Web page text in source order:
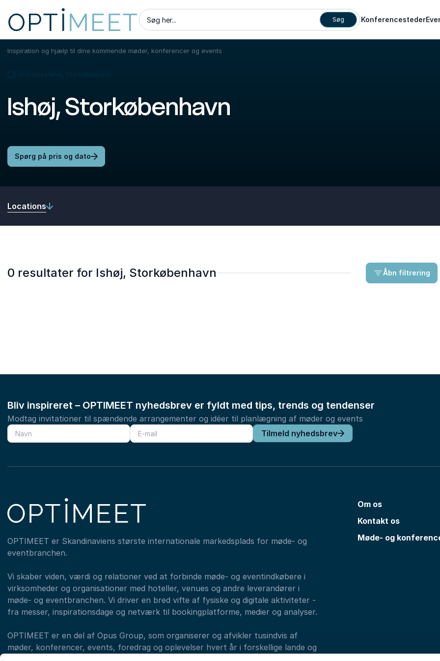
Søg her... Søg Konferencesteder
Inspiration og hjælp til dine kommende møder, konferencer og events
Tilbage til forsiden
Locations Ishøj, Storkøbenhavn
Ishøj, Storkøbenhavn
Spørg på pris og dato
Locations
0 resultater for Ishøj, Storkøbenhavn Åbn filtrering
Bliv inspireret – OPTIMEET nyhedsbrev er fyldt med tips, trends og tendenser
Modtag invitationer til spændende arrangementer og idéer til planlægning af møder og events
Tilmeld nyhedsbrev
OPTIMEET er Skandinaviens største internationale markedsplads for møde- og
eventbranchen.
Vi skaber viden, værdi og relationer ved at forbinde møde- og eventindkøbere i
virksomheder og organisationer med hoteller, venues og andre leverandører i
møde- og eventbranchen. Vi driver en bred vifte af fysiske og digitale aktiviteter -
fra messer, inspirationsdage og netværk til bookingplatforme, medier og analyser.
OPTIMEET er en del af Opus Group, som organiserer og afvikler tusindvis af
møder, konferencer, events, foredrag og oplevelser hvert år i forskellige lande og
Om os
Kontakt os
Møde- og